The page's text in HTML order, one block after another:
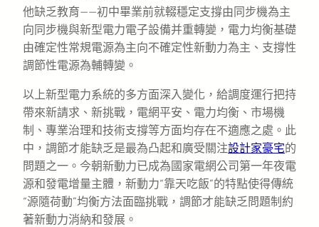
他缺乏教育——初中畢業前就輟穩定支撐由同步機為主
向同步機與新型電力電子設備并重轉變，電力均衡基礎
由確定性常規電源為主向不確定性新動力為主、支撐性
調節性電源為輔轉變。
以上新型電力系統的多方面深入變化，給調度運行把持
帶來新請求、新挑戰，電網平安、電力均衡、市場機
制、專業治理和技術支撐等方面均存在不適應之處。此
中，調節才能缺乏是最為凸起和廣受關注設計家豪宅的
問題之一。今朝新動力已成為國家電網公司第一年夜電
源和發電增量主體，新動力“靠天吃飯”的特點使得傳統
“源隨荷動”均衡方法面臨挑戰，調節才能缺乏問題制約
著新動力消納和發展。